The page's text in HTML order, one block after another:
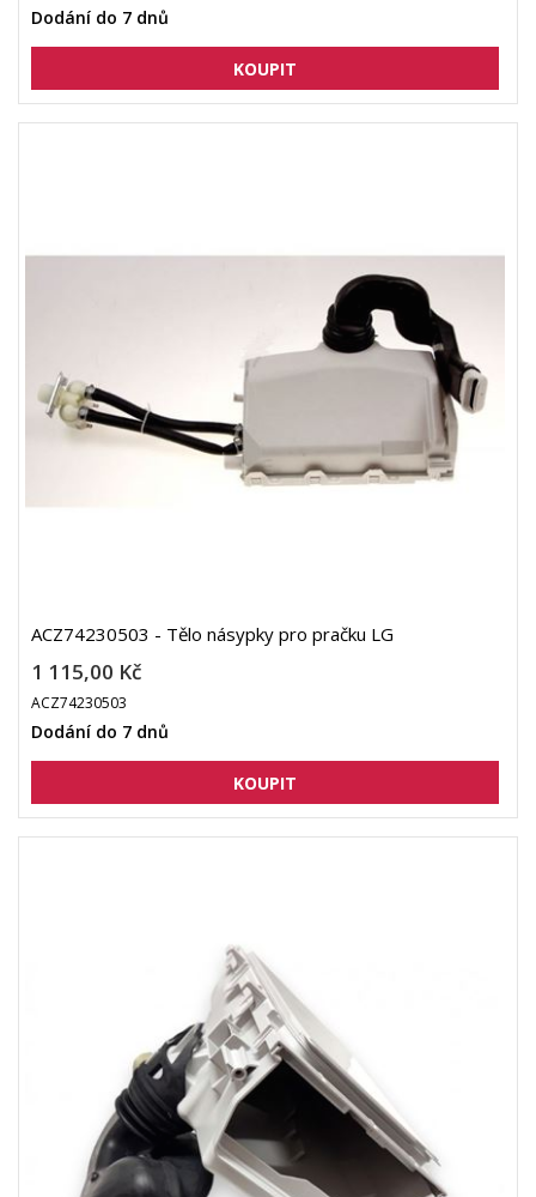
Dodání do 7 dnů
ACZ74230503 - Tělo násypky pro pračku LG
1 115,00 Kč
ACZ74230503
Dodání do 7 dnů